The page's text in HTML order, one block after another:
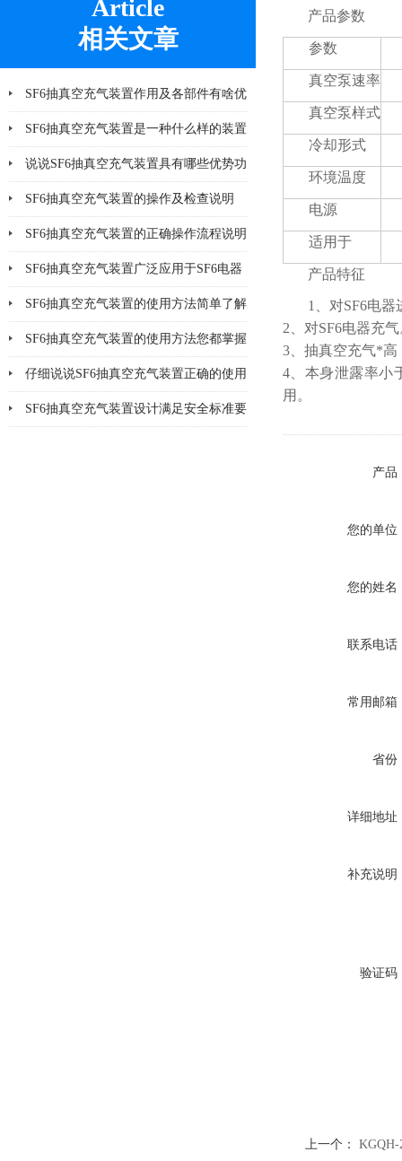
Article
相关文章
SF6抽真空充气装置作用及各部件有啥优
势
SF6抽真空充气装置是一种什么样的装置
说说SF6抽真空充气装置具有哪些优势功
能呢
SF6抽真空充气装置的操作及检查说明
SF6抽真空充气装置的正确操作流程说明
SF6抽真空充气装置广泛应用于SF6电器
产品
SF6抽真空充气装置的使用方法简单了解
一下
SF6抽真空充气装置的使用方法您都掌握
了吗
仔细说说SF6抽真空充气装置正确的使用
方法
SF6抽真空充气装置设计满足安全标准要
产品参数
参数
真空泵速率
真空泵样式
冷却形式
环境温度
电源
适用于
产品特征
1、对SF6电
2、对SF6电器充
3、抽真空充气*高
4、本身泄露率小
用。
产品
您的单位
您的姓名
联系电话
常用邮箱
省份
详细地址
补充说明
验证码
上一个： KGQH-